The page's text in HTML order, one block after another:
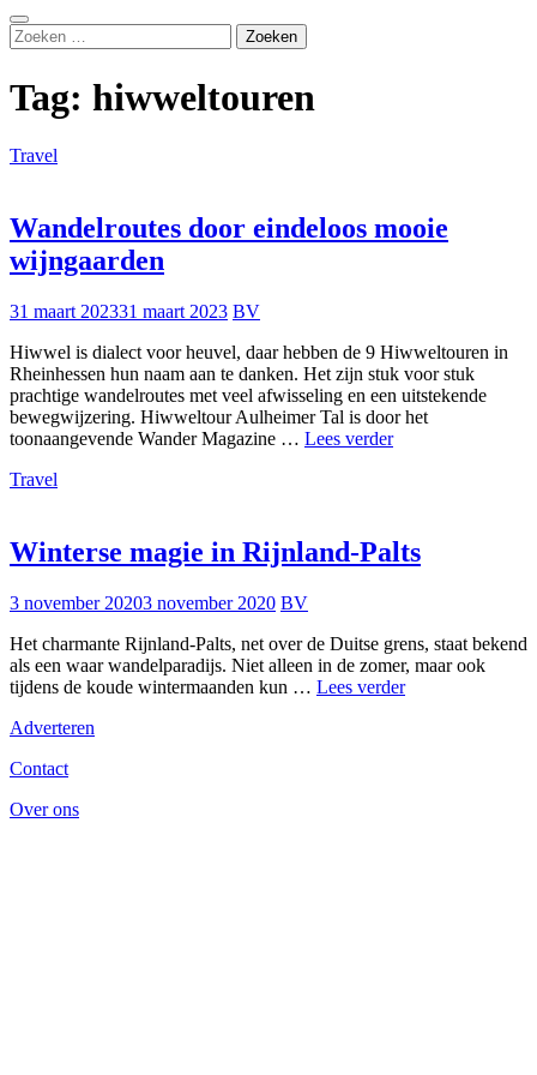
Zoeken
Zoeken
naar:
Tag: hiwweltouren
Travel
Wandelroutes door eindeloos mooie
wijngaarden
31 maart 202331 maart 2023 BV
Hiwwel is dialect voor heuvel, daar hebben de 9 Hiwweltouren in
Rheinhessen hun naam aan te danken. Het zijn stuk voor stuk
prachtige wandelroutes met veel afwisseling en een uitstekende
bewegwijzering. Hiwweltour Aulheimer Tal is door het
toonaangevende Wander Magazine … Lees verderWandelroutes
Travel
Winterse magie in Rijnland-Palts
3 november 20203 november 2020 BV
Het charmante Rijnland-Palts, net over de Duitse grens, staat bekend
als een waar wandelparadijs. Niet alleen in de zomer, maar ook
tijdens de koude wintermaanden kun … Lees verderWinterse
Adverteren
Contact
Over ons